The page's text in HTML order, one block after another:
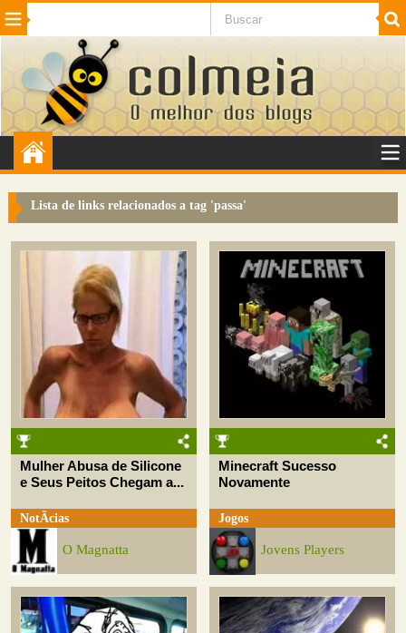
Beleza Cinema e TV
Internet Jogos NotÃ­cias SaÃºde
VeÃ­culos Adulto
Sugerir Link
Colmeia Exchange
Perguntas Frequentes
Contato
Lista de links relacionados a tag 'passa'
Mulher Abusa de Silicone
e Seus Peitos Chegam a...
NotÃ­cias
O Magnatta
Minecraft Sucesso
Novamente
Jogos
Jovens Players